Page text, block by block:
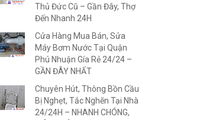
Thủ Đức Cũ – Gần Đây, Thợ
Đến Nhanh 24H
Cửa Hàng Mua Bán, Sửa
Máy Bơm Nước Tại Quận
Phú Nhuận Gía Rẻ 24/24 –
GẦN ĐÂY NHẤT
Chuyên Hút, Thông Bồn Cầu
Bị Nghẹt, Tắc Nghẽn Tại Nhà
24/24H – NHANH CHÓNG,